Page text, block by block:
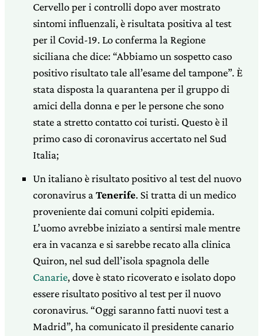
Cervello per i controlli dopo aver mostrato
sintomi influenzali, è risultata positiva al test
per il Covid-19. Lo conferma la Regione
siciliana che dice: “Abbiamo un sospetto caso
positivo risultato tale all’esame del tampone”. È
stata disposta la quarantena per il gruppo di
amici della donna e per le persone che sono
state a stretto contatto coi turisti. Questo è il
primo caso di coronavirus accertato nel Sud
Italia;
Un italiano è risultato positivo al test del nuovo
coronavirus a Tenerife. Si tratta di un medico
proveniente dai comuni colpiti epidemia.
L’uomo avrebbe iniziato a sentirsi male mentre
era in vacanza e si sarebbe recato alla clinica
Quiron, nel sud dell’isola spagnola delle
Canarie, dove è stato ricoverato e isolato dopo
essere risultato positivo al test per il nuovo
coronavirus. “Oggi saranno fatti nuovi test a
Madrid”, ha comunicato il presidente canario